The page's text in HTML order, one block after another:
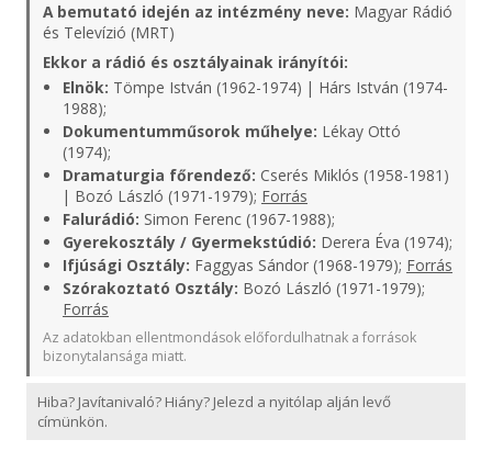
A bemutató idején az intézmény neve: Magyar Rádió
és Televízió (MRT)
Ekkor a rádió és osztályainak irányítói:
Elnök: Tömpe István (1962-1974) | Hárs István (1974-
1988);
Dokumentumműsorok műhelye: Lékay Ottó
(1974);
Dramaturgia főrendező: Cserés Miklós (1958-1981)
| Bozó László (1971-1979); Forrás
Falurádió: Simon Ferenc (1967-1988);
Gyerekosztály / Gyermekstúdió: Derera Éva (1974);
Ifjúsági Osztály: Faggyas Sándor (1968-1979); Forrás
Szórakoztató Osztály: Bozó László (1971-1979);
Forrás
Az adatokban ellentmondások előfordulhatnak a források
bizonytalansága miatt.
Hiba? Javítanivaló? Hiány? Jelezd a nyitólap alján levő
címünkön.